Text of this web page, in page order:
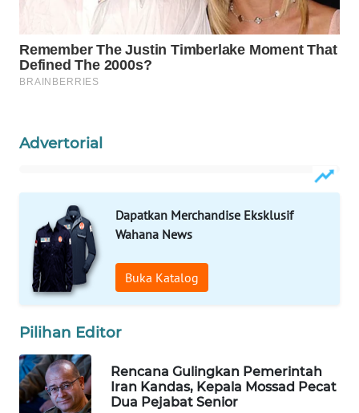
Advertorial
Dapatkan Merchandise Eksklusif
Wahana News
Buka Katalog
Pilihan Editor
Rencana Gulingkan Pemerintah
Iran Kandas, Kepala Mossad Pecat
Dua Pejabat Senior
WAHANA
TV
WAHANANEWS
NET
WAHANA
SPORT
UMKM
WAHANA